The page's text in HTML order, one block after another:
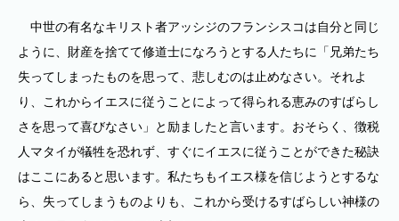
中世の有名なキリスト者アッシジのフランシスコは自分と同じ
ように、財産を捨てて修道士になろうとする人たちに「兄弟たち
失ってしまったものを思って、悲しむのは止めなさい。それよ
り、これからイエスに従うことによって得られる恵みのすばらし
さを思って喜びなさい」と励ましたと言います。おそらく、徴税
人マタイが犠牲を恐れず、すぐにイエスに従うことができた秘訣
はここにあると思います。私たちもイエス様を信じようとするな
ら、失ってしまうものよりも、これから受けるすばらしい神様の